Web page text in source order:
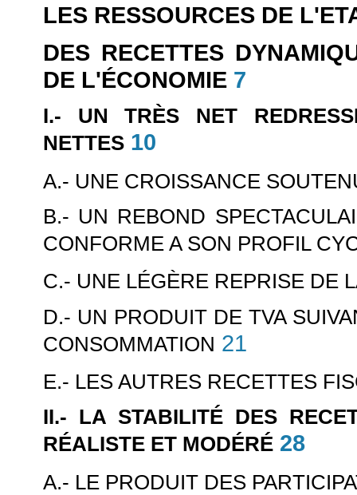
LES RESSOURCES DE
DES RECETTES
DE L'ÉCONOMIE 7
I.- UN TRÈS NET
NETTES 10
A.- UNE CROISSANCE
B.- UN REBOND
CONFORME A SON PROFIL
C.- UNE LÉGÈRE REPRISE DE
D.- UN PRODUIT DE TVA
CONSOMMATION 21
E.- LES AUTRES RECETTES
II.- LA STABILITÉ DES
RÉALISTE ET MODÉRÉ 28
A.- LE PRODUIT DES